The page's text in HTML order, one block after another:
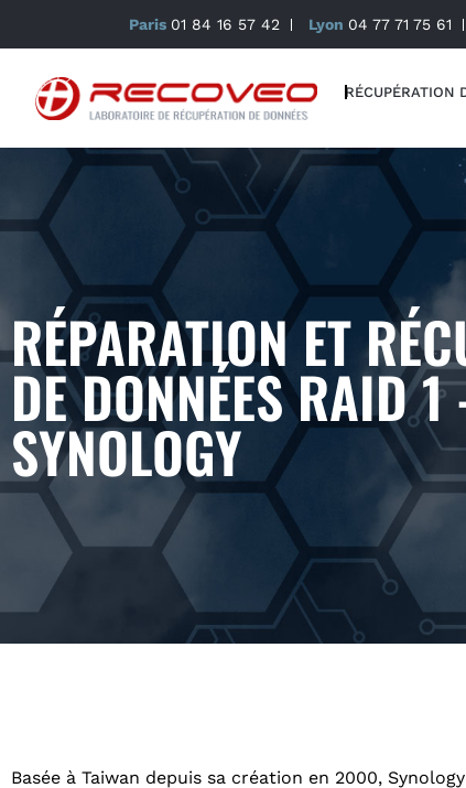
Paris 01 84 16 57 42 Lyon 04 77 71 75 61
RÉCUPÉRATION
RÉPARATION ET
DE DONNÉES RAID
SYNOLOGY
Basée à Taiwan depuis sa création en 2000,